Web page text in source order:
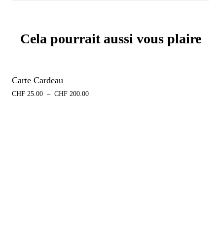
Cela pourrait aussi vous plaire
Carte Cardeau
CHF 25.00 – CHF 200.00